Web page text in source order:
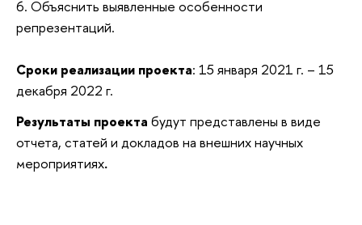
6. Объяснить выявленные особенности
репрезентаций.
Сроки реализации проекта: 15 января 2021 г. – 15
декабря 2022 г.
Результаты проекта будут представлены в виде
отчета, статей и докладов на внешних научных
мероприятиях.